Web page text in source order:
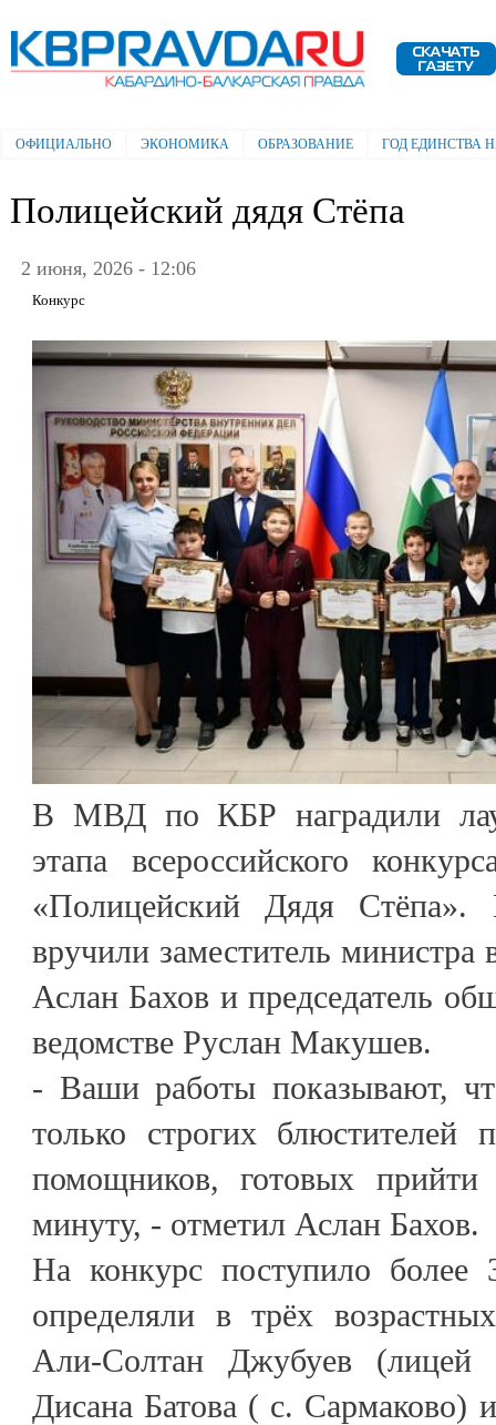
Электронная газета "Кабардино-
Балкарская правда"
Главное меню
ОФИЦИАЛЬНО ЭКОНОМИКА ОБРАЗОВАНИЕ ГОД ЕДИНСТВА
Полицейский дядя Стёпа
2 июня, 2026 - 12:06
Конкурс
В МВД по КБР наградили
этапа всероссийского
«Полицейский Дядя Стёпа».
вручили заместитель
Аслан Бахов и председатель
ведомстве Руслан Макушев.
- Ваши работы показывают,
только строгих
помощников, готовых
минуту, - отметил Аслан Бахов.
На конкурс поступило более
определяли в трёх
Али-Солтан Джубуев
Дисана Батова ( с. Сармаково)